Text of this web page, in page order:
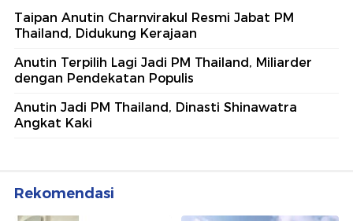
Taipan Anutin Charnvirakul Resmi Jabat PM
Thailand, Didukung Kerajaan
Anutin Terpilih Lagi Jadi PM Thailand, Miliarder
dengan Pendekatan Populis
Anutin Jadi PM Thailand, Dinasti Shinawatra
Angkat Kaki
Rekomendasi